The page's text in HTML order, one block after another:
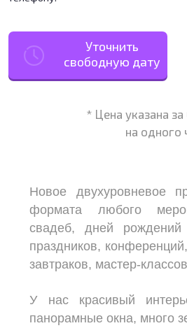
Уточнить
свободную дату
* Цена указана
на одного
Новое двухуровневое
формата любого
свадеб, дней
праздников,
завтраков, мастер-
У нас красивый
панорамные окна, много